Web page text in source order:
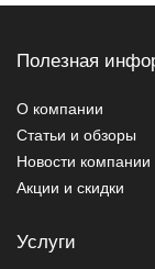
Полезная
О компании
Статьи и обзоры
Новости компании
Акции и скидки
Услуги